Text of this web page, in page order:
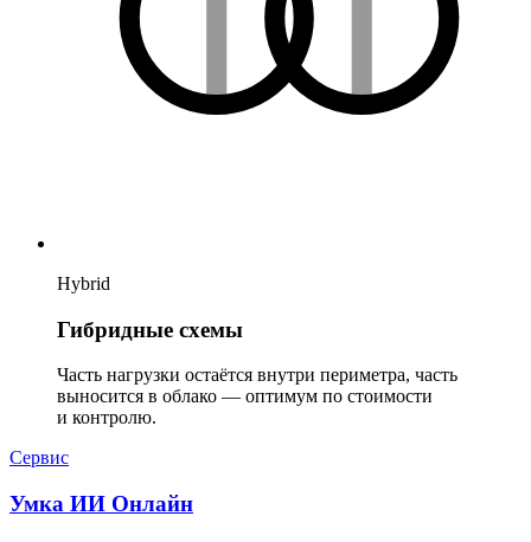
Hybrid
Гибридные схемы
Часть нагрузки остаётся внутри периметра, часть
выносится в облако — оптимум по стоимости
и контролю.
Сервис
Умка ИИ Онлайн